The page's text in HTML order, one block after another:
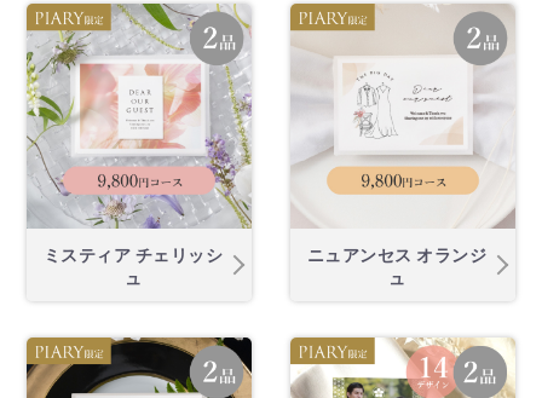
ミスティア チェリッシ
ュ
ニュアンセス オランジ
ュ